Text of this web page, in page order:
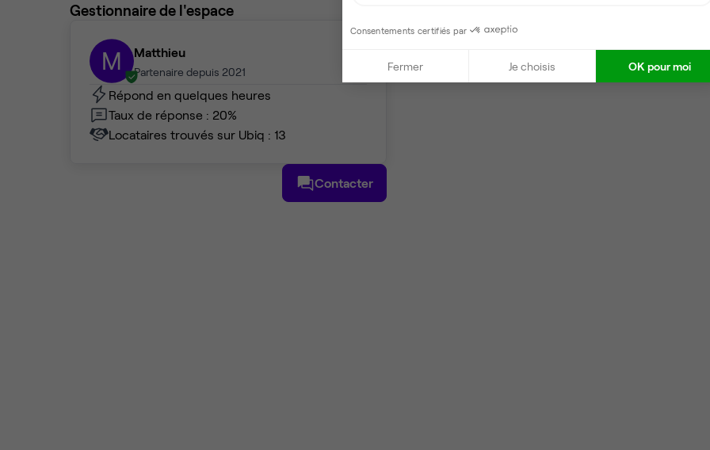
Gestionnaire de l'espace
M Matthieu
Partenaire depuis 2021
Répond en quelques heures
Taux de réponse : 20%
Locataires trouvés sur Ubiq : 13
Contacter
Consentements certifiés par
Fermer Je choisis OK pour moi